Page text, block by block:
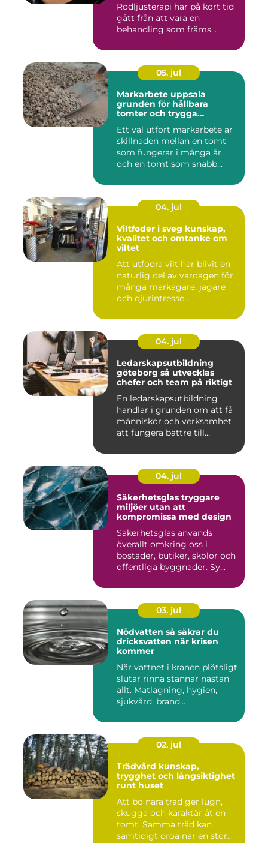
Rödljusterapi har på kort tid
gått från att vara en
behandling som främs...
05. jul
Markarbete uppsala
grunden för hållbara
tomter och trygga
Ett väl utfört markarbete är
skillnaden mellan en tomt
som fungerar i många år
och en tomt som snabb...
04. jul
Viltfoder i sveg kunskap,
kvalitet och omtanke om
viltet
Att utfodra vilt har blivit en
naturlig del av vardagen för
många markägare, jägare
och djurintresse...
04. jul
Ledarskapsutbildning
göteborg så utvecklas
chefer och team på riktigt
En ledarskapsutbildning
handlar i grunden om att få
människor och verksamhet
att fungera bättre till...
04. jul
Säkerhetsglas tryggare
miljöer utan att
kompromissa med design
Säkerhetsglas används
överallt omkring oss i
bostäder, butiker, skolor och
offentliga byggnader. Sy...
03. jul
Nödvatten så säkrar du
dricksvatten när krisen
kommer
När vattnet i kranen plötsligt
slutar rinna stannar nästan
allt. Matlagning, hygien,
sjukvård, brand...
02. jul
Trädvård kunskap,
trygghet och långsiktighet
runt huset
Att bo nära träd ger lugn,
skugga och karaktär åt en
tomt. Samma träd kan
samtidigt oroa när en stor...